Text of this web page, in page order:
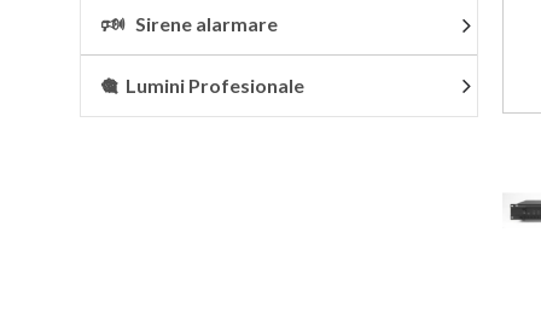
🕬 Sirene alarmare
🎕 Lumini Profesionale